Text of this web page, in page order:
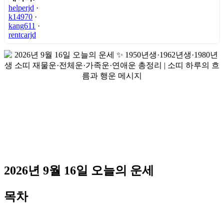
helperjd ·
k14970 ·
kang611 ·
rentcarjd
2026년 9월 16일 오늘의 운세
목차